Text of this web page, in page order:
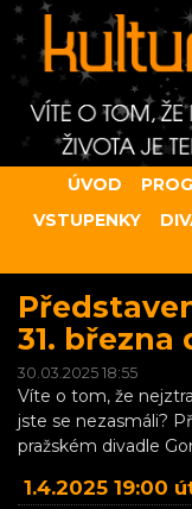
ÚVOD
VSTUPENKY
31. března
30.03.2025 18:55
Víte o tom, že
jste se nezasmáli?
pražském divadle
1.4.2025 19:00